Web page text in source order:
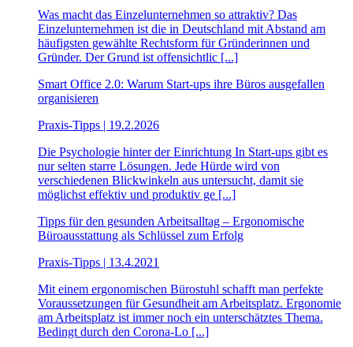
Was macht das Einzelunternehmen so attraktiv? Das
Einzelunternehmen ist die in Deutschland mit Abstand am
häufigsten gewählte Rechtsform für Gründerinnen und
Gründer. Der Grund ist offensichtlic [...]
Smart Office 2.0: Warum Start-ups ihre Büros ausgefallen
organisieren
Praxis-Tipps | 19.2.2026
Die Psychologie hinter der Einrichtung In Start-ups gibt es
nur selten starre Lösungen. Jede Hürde wird von
verschiedenen Blickwinkeln aus untersucht, damit sie
möglichst effektiv und produktiv ge [...]
Tipps für den gesunden Arbeitsalltag – Ergonomische
Büroausstattung als Schlüssel zum Erfolg
Praxis-Tipps | 13.4.2021
Mit einem ergonomischen Bürostuhl schafft man perfekte
Voraussetzungen für Gesundheit am Arbeitsplatz. Ergonomie
am Arbeitsplatz ist immer noch ein unterschätztes Thema.
Bedingt durch den Corona-Lo [...]